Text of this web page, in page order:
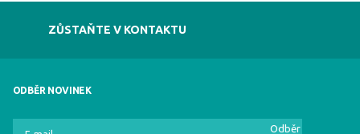
ZŮSTAŇTE V KONTAKTU
ODBĚR NOVINEK
Odběr